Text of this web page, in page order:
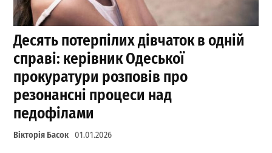
Десять потерпілих дівчаток в одній
справі: керівник Одеської
прокуратури розповів про
резонансні процеси над
педофілами
Вікторія Басок 01.01.2026